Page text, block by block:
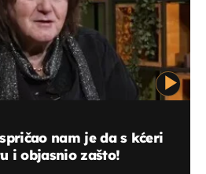
nam je da s kćeri
i objasnio zašto!